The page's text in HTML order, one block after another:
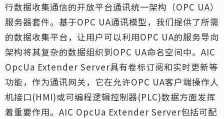
行数据收集通信的开放平台通讯统一架构（OPC UA）
服务器套件。基于OPC UA通讯模型，我们提供了所需
的数据收集平台，让用户可以利用OPC UA的服务导向
架构将其复杂的数据组织到OPC UA命名空间中。AIC
OpcUa Extender Server具有卷标订阅和实时更新等
功能，作为通讯网关，它在允许OPC UA客户端操作人
机接口(HMI)或可编程逻辑控制器(PLC)数据方面发挥
着重要作用。AIC OpcUa Extender Server包括可配